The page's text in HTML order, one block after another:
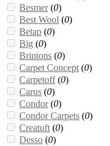
Besmer(0)
Best Wool (0)
Betap (0)
Big (0)
Brintons (0)
Carpet Concept (0)
Carpetoff(0)
Carus (0)
Condor(0)
Condor Carpets (0)
Creatuft (0)
Desso (0)